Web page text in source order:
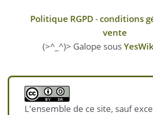
Politique RGPD-conditions
vente
(>^_^)> Galope sous
L'ensemble de ce site, sauf